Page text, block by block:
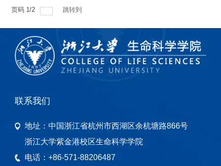
页码 1/2 跳转到
联系我们
地址： 中国浙江省杭州市西湖区余杭塘路866号
浙江大学紫金港校区生命科学学院
电话： +86-571-88206487